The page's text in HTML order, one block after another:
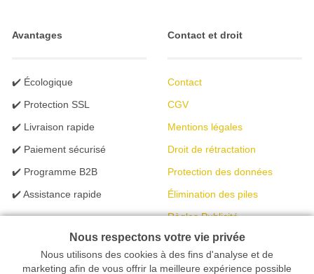
Avantages
✔️ Écologique
✔️ Protection SSL
✔️ Livraison rapide
✔️ Paiement sécurisé
✔️ Programme B2B
✔️ Assistance rapide
Contact et droit
Contact
CGV
Mentions légales
Droit de rétractation
Protection des données
Élimination des piles
Règles Publicité
Votre magasin en ligne spécialisé dans l'éclairage | créé avec
Nous respectons votre vie privée
Nous utilisons des cookies à des fins d'analyse et de
marketing afin de vous offrir la meilleure expérience possible